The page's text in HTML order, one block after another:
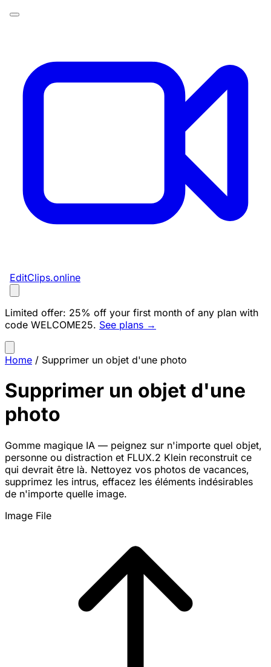
EditClips.online
Limited offer: 25% off your first month of any plan with
code WELCOME25. See plans →
Home / Supprimer un objet d'une photo
Supprimer un objet d'une
photo
Gomme magique IA — peignez sur n'importe quel objet,
personne ou distraction et FLUX.2 Klein reconstruit ce
qui devrait être là. Nettoyez vos photos de vacances,
supprimez les intrus, effacez les éléments indésirables
de n'importe quelle image.
Image File